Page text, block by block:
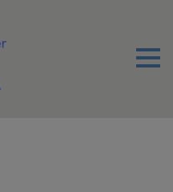
Menu